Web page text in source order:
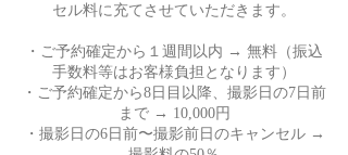
セル料に充てさせていただきます。
・ご予約確定から１週間以内 → 無料（振込
手数料等はお客様負担となります）
・ご予約確定から8日目以降、撮影日の7日前
まで → 10,000円
・撮影日の6日前〜撮影前日のキャンセル →